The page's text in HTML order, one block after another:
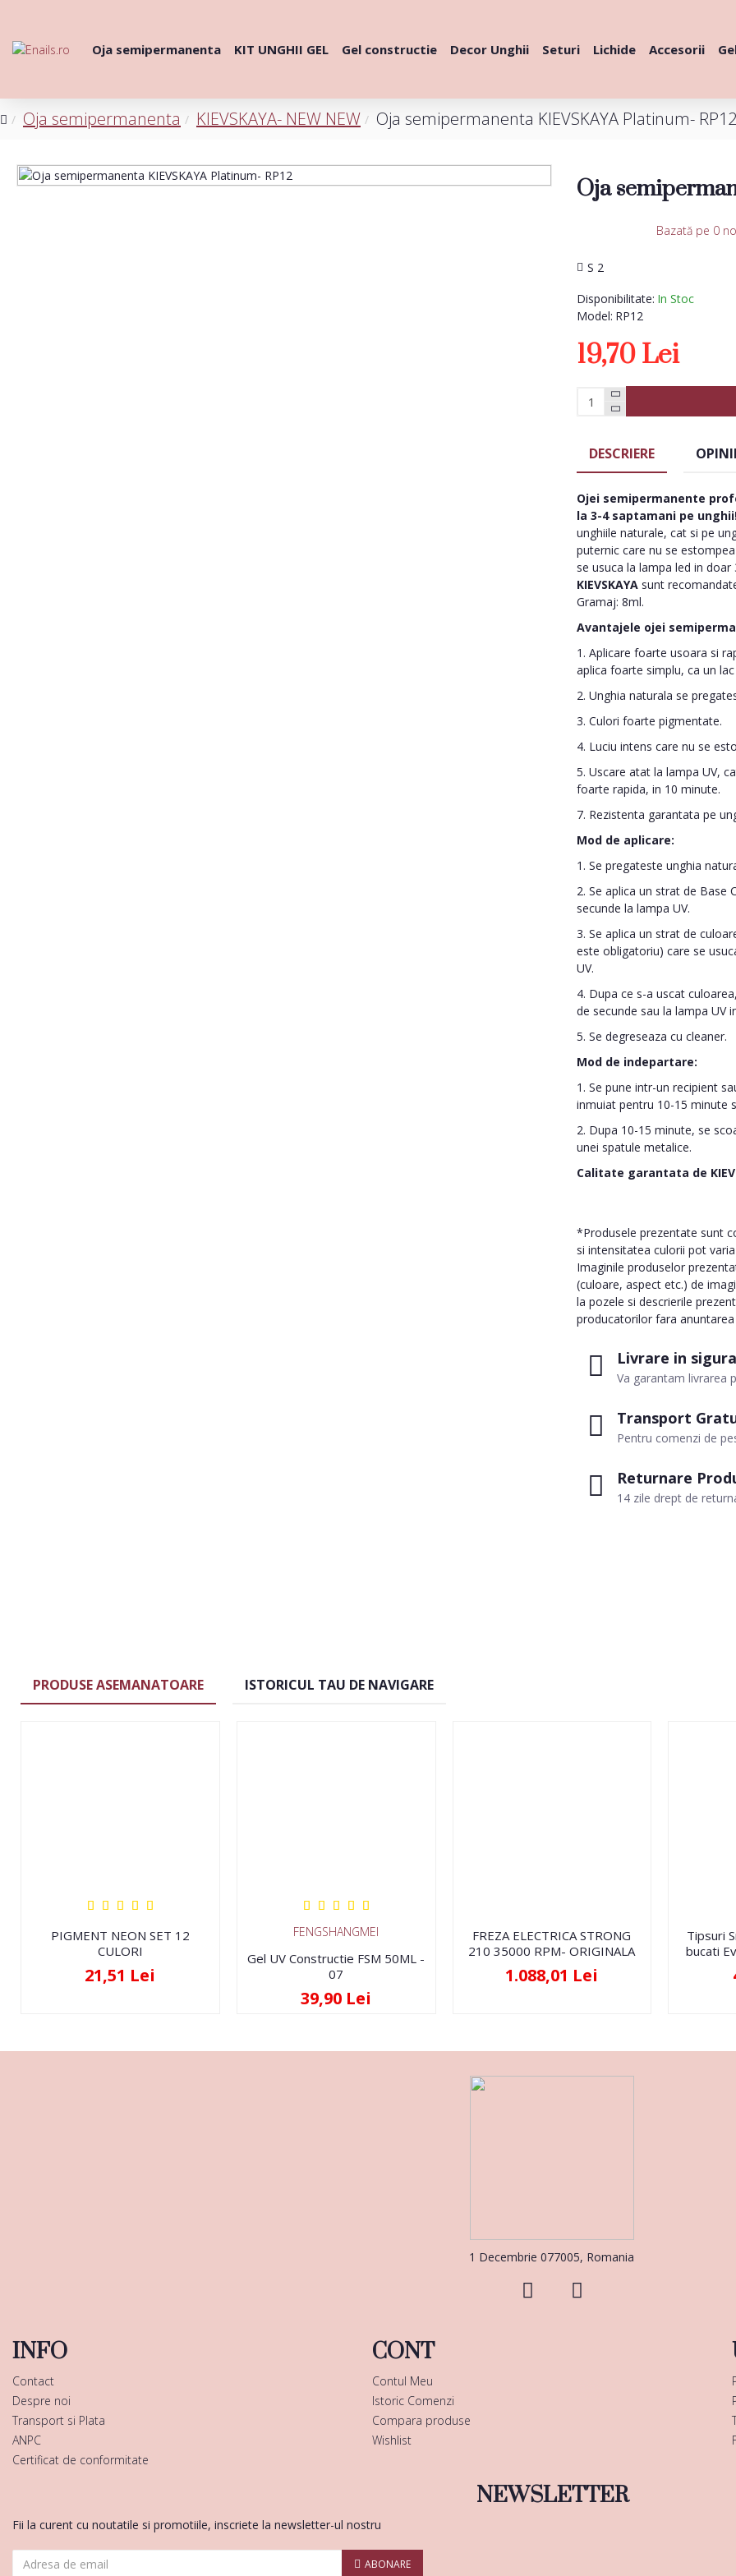
Oja semipermanenta KIT UNGHII GEL Gel constructie Decor Unghii Seturi Lichide Accesorii
Oja semipermanenta KIEVSKAYA- NEW NEW Oja semipermanenta KIEVSKAYA Platinum- RP12
Oja
Disponibilitate: In Stoc
Model: RP12
S 2
Bazată pe 0
19,70 Lei
Livrare in
Va garantam livrarea
Transport
Pentru comenzi de
Returnare
14 zile drept de
DESCRIERE OPINII
Ojei semipermanente
la 3-4 saptamani pe
unghiile naturale, cat si pe
puternic care nu se
se usuca la lampa led in doar
KIEVSKAYA sunt
Gramaj: 8ml.
Avantajele ojei
1. Aplicare foarte usoara si
aplica foarte simplu, ca un
2. Unghia naturala se
3. Culori foarte pigmentate.
4. Luciu intens care nu se
5. Uscare atat la lampa UV,
foarte rapida, in 10 minute.
7. Rezistenta garantata pe
Mod de aplicare:
1. Se pregateste unghia
2. Se aplica un strat de Base
secunde la lampa UV.
3. Se aplica un strat de
este obligatoriu) care se
UV.
4. Dupa ce s-a uscat
de secunde sau la lampa UV
5. Se degreseaza cu cleaner.
Mod de indepartare:
1. Se pune intr-un recipient
inmuiat pentru 10-15 minute
2. Dupa 10-15 minute, se
unei spatule metalice.
Calitate garantata de
*Produsele prezentate sunt
si intensitatea culorii pot
Imaginile produselor
(culoare, aspect etc.) de
la pozele si descrierile
producatorilor fara
PRODUSE ASEMANATOARE ISTORICUL TAU DE NAVIGARE
PIGMENT NEON SET 12
CULORI
21,51 Lei
FENGSHANGMEI
Gel UV Constructie FSM 50ML -
07
39,90 Lei
FREZA ELECTRICA STRONG
210 35000 RPM- ORIGINALA
1.088,01 Lei
Tipsuri
bucati
1 Decembrie 077005, Romania
INFO
Contact
Despre noi
Transport si Plata
ANPC
Certificat de conformitate
CONT
Contul Meu
Istoric Comenzi
Compara produse
Wishlist
NEWSLETTER
Fii la curent cu noutatile si promotiile, inscriete la newsletter-ul nostru
ABONARE